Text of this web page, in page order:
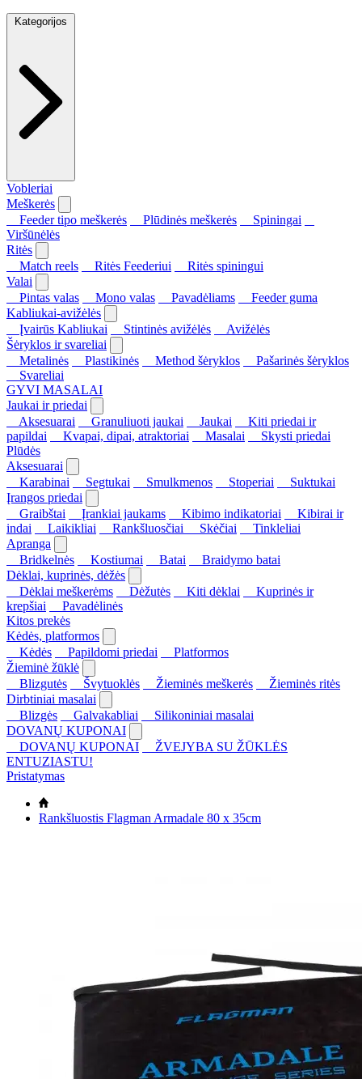
Kategorijos
Vobleriai
Meškerės
Feeder tipo meškerės
Plūdinės meškerės
Spiningai
Viršūnėlės
Ritės
Match reels
Ritės Feederiui
Ritės spiningui
Valai
Pintas valas
Mono valas Pavadėliams
Feeder guma
Kabliukai-avižėlės
Įvairūs Kabliukai
Stintinės avižėlės
Avižėlės
Šėryklos ir svareliai
Metalinės
Plastikinės Method šėryklos
Pašarinės šėryklos
Svareliai
GYVI MASALAI
Jaukai ir priedai
Aksesuarai
Granuliuoti jaukai Jaukai
Kiti priedai ir
papildai
Kvapai, dipai, atraktoriai Masalai
Skysti priedai
Plūdės
Aksesuarai
Karabinai
Segtukai Smulkmenos Stoperiai
Suktukai
Įrangos priedai
Graibštai
Įrankiai jaukams Kibimo indikatoriai
Kibirai ir
indai
Laikikliai Rankšluosčiai Skėčiai
Tinkleliai
Apranga
Bridkelnės
Kostiumai Batai
Braidymo batai
Dėklai, kuprinės, dėžės
Dėklai meškerėms
Dėžutės Kiti dėklai
Kuprinės ir
krepšiai
Pavadėlinės
Kitos prekės
Kėdės, platformos
Kėdės
Papildomi priedai
Platformos
Žieminė žūklė
Blizgutės
Švytuoklės Žieminės meškerės
Žieminės ritės
Dirbtiniai masalai
Blizgės
Galvakabliai
Silikoniniai masalai
DOVANŲ KUPONAI
DOVANŲ KUPONAI
ŽVEJYBA SU ŽŪKLĖS
ENTUZIASTU!
Pristatymas
Rankšluostis Flagman Armadale 80 x 35cm